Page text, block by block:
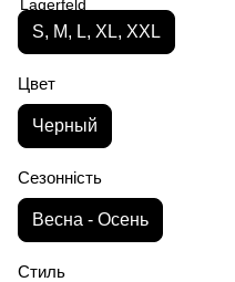
S, M, L, XL, XXL
Цвет
Черный
Сезонність
Весна - Осень
Стиль